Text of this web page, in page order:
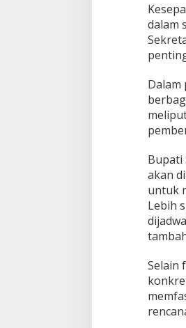
j
i
n
i
i
dalam
Dalam
Bupati
akan
untuk
Lebih
Selain